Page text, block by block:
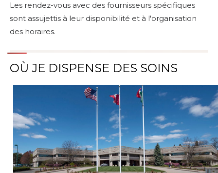
Les rendez-vous avec des fournisseurs spécifiques
sont assujettis à leur disponibilité et à l'organisation
des horaires.
OÙ JE DISPENSE DES SOINS